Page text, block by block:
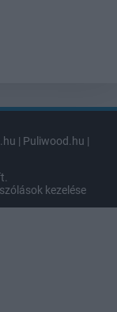
| Puliwood.hu |
kezelése